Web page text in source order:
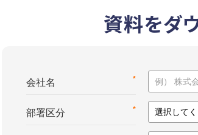
資料をダ
*
会社名
*
部署区分